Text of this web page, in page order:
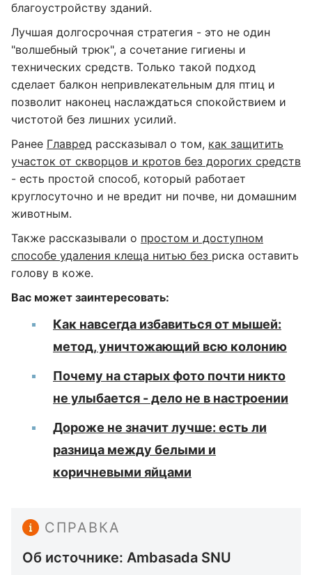
благоустройству зданий.
Лучшая долгосрочная стратегия - это не один
"волшебный трюк", а сочетание гигиены и
технических средств. Только такой подход
сделает балкон непривлекательным для птиц и
позволит наконец наслаждаться спокойствием и
чистотой без лишних усилий.
Ранее Главред рассказывал о том, как защитить
участок от скворцов и кротов без дорогих средств
- есть простой способ, который работает
круглосуточно и не вредит ни почве, ни домашним
животным.
Также рассказывали о простом и доступном
способе удаления клеща нитью без риска оставить
голову в коже.
Вас может заинтересовать:
Как навсегда избавиться от мышей:
метод, уничтожающий всю колонию
Почему на старых фото почти никто
не улыбается - дело не в настроении
Дороже не значит лучше: есть ли
разница между белыми и
коричневыми яйцами
СПРАВКА
Об источнике: Ambasada SNU